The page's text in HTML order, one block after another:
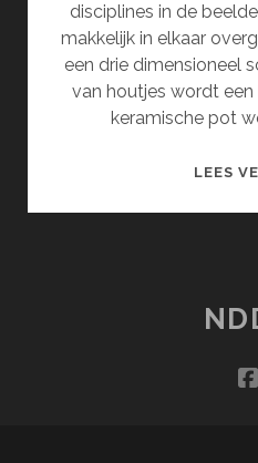
disciplines in de
makkelijk in elkaar
een drie dimensioneel
van houtjes wordt een
keramische pot
LEES